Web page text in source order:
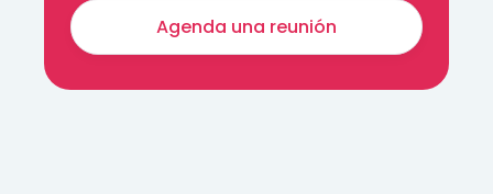
Agenda una reunión